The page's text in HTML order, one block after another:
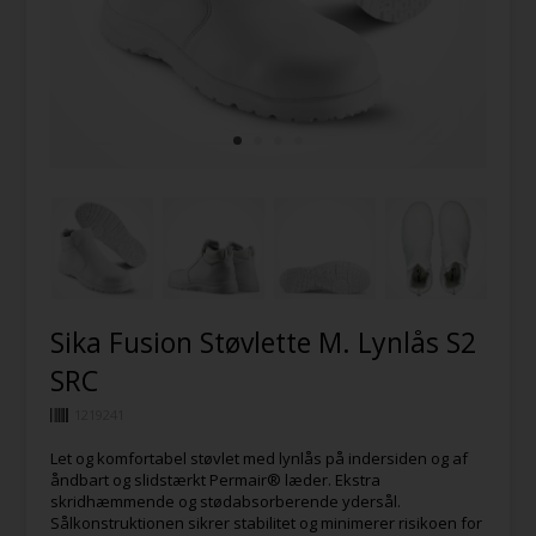
Sika Fusion Støvlette M. Lynlås S2
SRC
Let og komfortabel støvlet med lynlås på indersiden og af
åndbart og slidstærkt Permair® læder. Ekstra
skridhæmmende og stødabsorberende ydersål.
Sålkonstruktionen sikrer stabilitet og minimerer risikoen for